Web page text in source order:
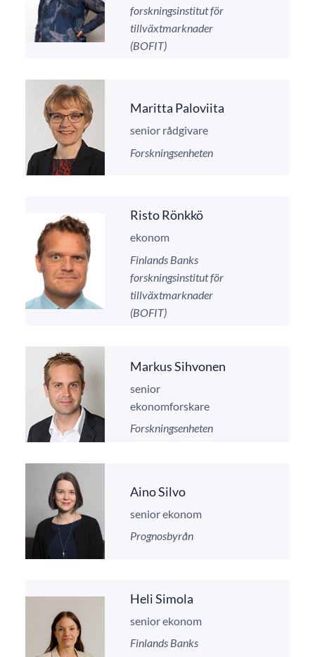
forskningsinstitut för
tillväxtmarknader
(BOFIT)
Maritta Paloviita
senior rådgivare
Forskningsenheten
Risto Rönkkö
ekonom
Finlands Banks
forskningsinstitut för
tillväxtmarknader
(BOFIT)
Markus Sihvonen
senior
ekonomforskare
Forskningsenheten
Aino Silvo
senior ekonom
Prognosbyrån
Heli Simola
senior ekonom
Finlands Banks